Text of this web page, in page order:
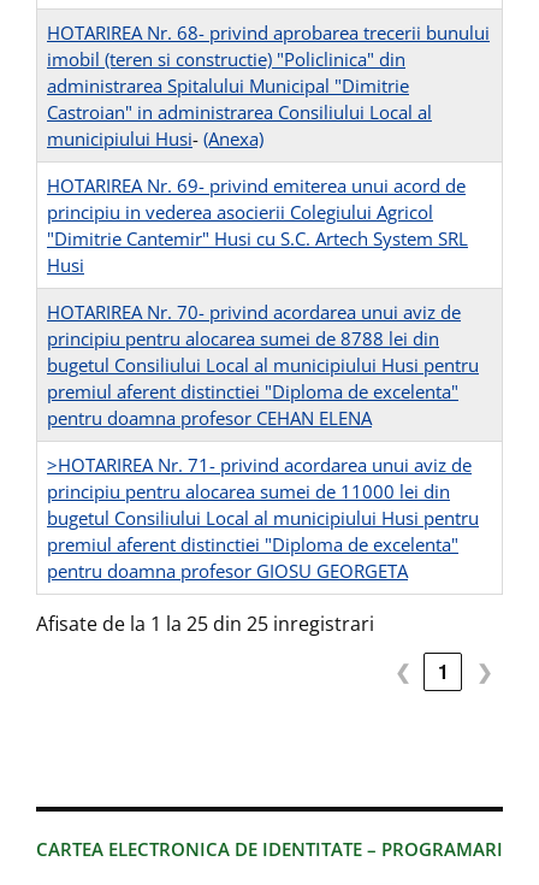
CARTEA ELECTRONICA DE IDENTITATE – PROGRAMARI
HOTARIREA Nr. 68- privind aprobarea trecerii bunului
imobil (teren si constructie) "Policlinica" din
administrarea Spitalului Municipal "Dimitrie
Castroian" in administrarea Consiliului Local al
municipiului Husi- (Anexa)
HOTARIREA Nr. 69- privind emiterea unui acord de
principiu in vederea asocierii Colegiului Agricol
"Dimitrie Cantemir" Husi cu S.C. Artech System SRL
Husi
HOTARIREA Nr. 70- privind acordarea unui aviz de
principiu pentru alocarea sumei de 8788 lei din
bugetul Consiliului Local al municipiului Husi pentru
premiul aferent distinctiei "Diploma de excelenta"
pentru doamna profesor CEHAN ELENA
>HOTARIREA Nr. 71- privind acordarea unui aviz de
principiu pentru alocarea sumei de 11000 lei din
bugetul Consiliului Local al municipiului Husi pentru
premiul aferent distinctiei "Diploma de excelenta"
pentru doamna profesor GIOSU GEORGETA
Afisate de la 1 la 25 din 25 inregistrari
❮ 1 ❯